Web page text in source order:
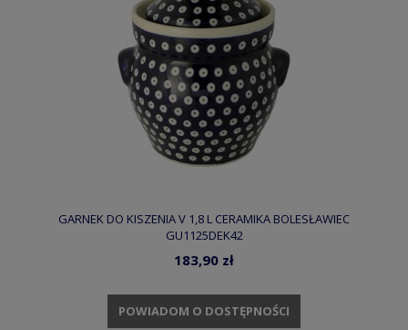
GARNEK DO KISZENIA V 1,8 L CERAMIKA BOLESŁAWIEC
GU1125DEK42
183,90 zł
POWIADOM O DOSTĘPNOŚCI